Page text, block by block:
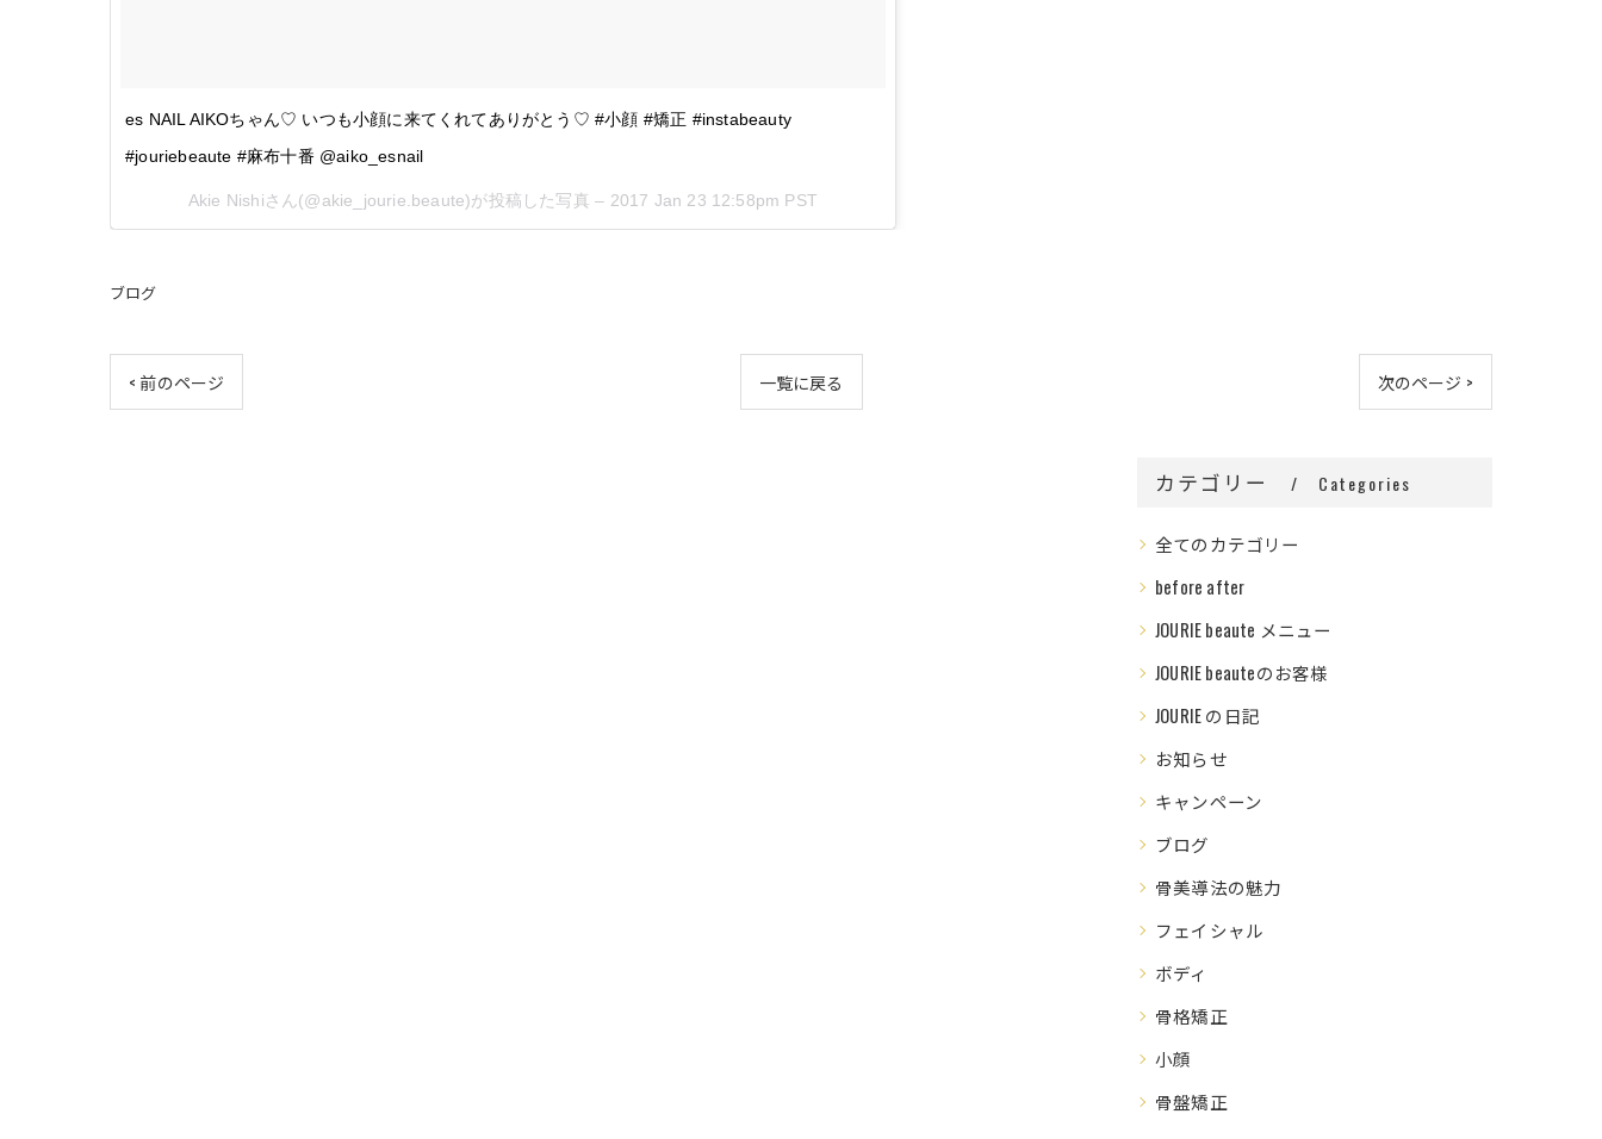
es NAIL AIKOちゃん♡ いつも小顔に来てくれてありがとう♡ #小顔 #矯正 #instabeauty
#jouriebeaute #麻布十番 @aiko_esnail
Akie Nishiさん(@akie_jourie.beaute)が投稿した写真 – 2017 Jan 23 12:58pm PST
ブログ
< 前のページ 一覧に戻る 次のページ >
カテゴリー Categories
全てのカテゴリー
before after
JOURIE beaute メニュー
JOURIE beauteのお客様
JOURIE の日記
お知らせ
キャンペーン
ブログ
骨美導法の魅力
フェイシャル
ボディ
骨格矯正
小顔
骨盤矯正